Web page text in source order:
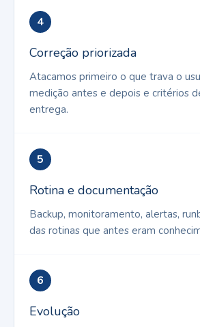
4
Correção priorizada
Atacamos primeiro o que trava o
medição antes e depois e critérios
entrega.
5
Rotina e documentação
Backup, monitoramento, alertas,
das rotinas que antes eram
6
Evolução